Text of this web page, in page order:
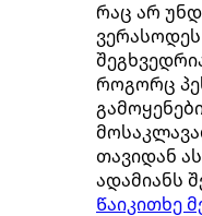
რაც არ
როგორც
თავიდან
ადამიანს
Წაიკითხე